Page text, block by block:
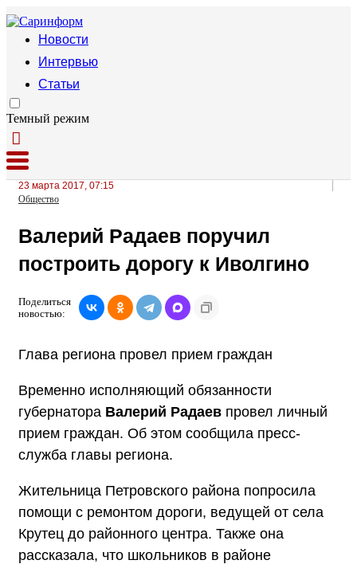
Новости
Интервью
Статьи
Темный режим
23 марта 2017, 07:15
Общество
Валерий Радаев поручил
построить дорогу к Иволгино
Поделиться
новостью:
Глава региона провел прием граждан
Временно исполняющий обязанности
губернатора Валерий Радаев провел личный
прием граждан. Об этом сообщила пресс-
служба главы региона.
Жительница Петровского района попросила
помощи с ремонтом дороги, ведущей от села
Крутец до районного центра. Также она
рассказала, что школьников в районе